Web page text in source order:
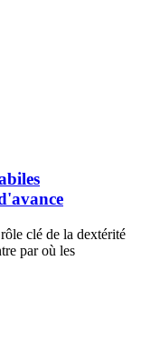
clé de la dextérité
par où les
ont une